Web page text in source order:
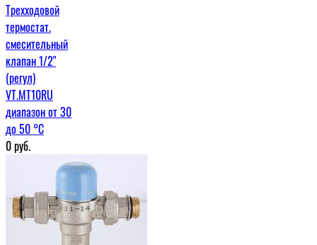
Трехходовой
термостат.
смесительный
клапан 1/2"
(регул)
VT.MT10RU
диапазон от 30
до 50 °C
0руб.